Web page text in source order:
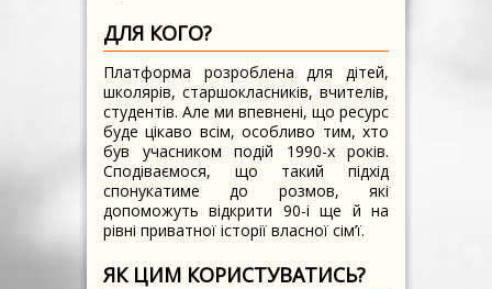
ДЛЯ КОГО?
Платформа розроблена для дітей,
школярів, старшокласників, вчителів,
студентів. Але ми впевнені, що ресурс
буде цікаво всім, особливо тим, хто
був учасником подій 1990-х років.
Сподіваємося, що такий підхід
спонукатиме до розмов, які
допоможуть відкрити 90-і ще й на
рівні приватної історії власної сім’ї.
ЯК ЦИМ КОРИСТУВАТИСЬ?